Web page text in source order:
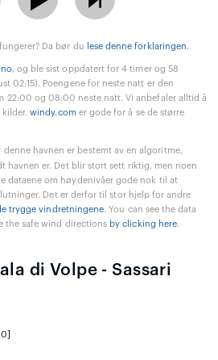
Da bør du lese denne forklaringen.
, og ble sist oppdatert for 4 timer og 58
02:15). Poengene for neste natt er den
22:00 og 08:00 neste natt. Vi anbefaler alltid å
kilder.windy.comer gode for å se de større
havnen er bestemt av en algoritme,
havnen er. Det blir stort sett riktig, men noen
dataene om høydenivåer gode nok til at
Det er derfor til stor hjelp for andre
trygge vindretningene. You can see the data
the safe wind directions by clicking here.
di Volpe - Sassari